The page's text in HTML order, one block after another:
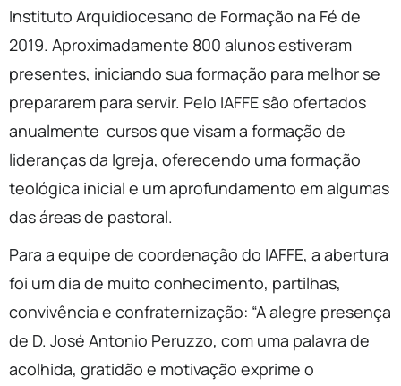
Instituto Arquidiocesano de Formação na Fé de
2019. Aproximadamente 800 alunos estiveram
presentes, iniciando sua formação para melhor se
prepararem para servir. Pelo IAFFE são ofertados
anualmente cursos que visam a formação de
lideranças da Igreja, oferecendo uma formação
teológica inicial e um aprofundamento em algumas
das áreas de pastoral.
Para a equipe de coordenação do IAFFE, a abertura
foi um dia de muito conhecimento, partilhas,
convivência e confraternização: “A alegre presença
de D. José Antonio Peruzzo, com uma palavra de
acolhida, gratidão e motivação exprime o